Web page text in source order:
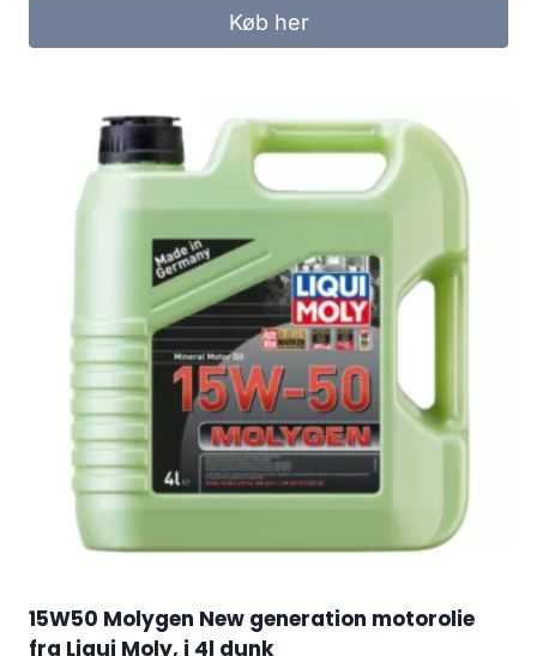
Køb her
15W50 Molygen New generation motorolie
fra Liqui Moly, i 4l dunk